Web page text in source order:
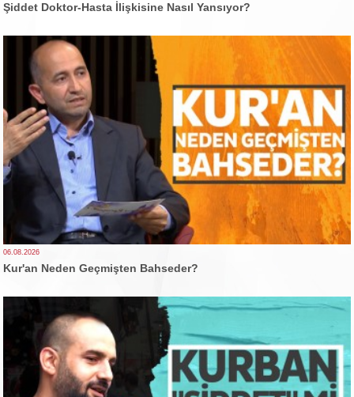
Şiddet Doktor-Hasta İlişkisine Nasıl Yansıyor?
06.08.2026
Kur'an Neden Geçmişten Bahseder?